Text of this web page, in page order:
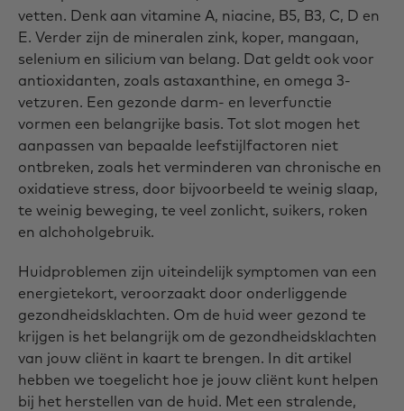
vetten. Denk aan vitamine A, niacine, B5, B3, C, D en
E. Verder zijn de mineralen zink, koper, mangaan,
selenium en silicium van belang. Dat geldt ook voor
antioxidanten, zoals astaxanthine, en omega 3-
vetzuren. Een gezonde darm- en leverfunctie
vormen een belangrijke basis. Tot slot mogen het
aanpassen van bepaalde leefstijlfactoren niet
ontbreken, zoals het verminderen van chronische en
oxidatieve stress, door bijvoorbeeld te weinig slaap,
te weinig beweging, te veel zonlicht, suikers, roken
en alchoholgebruik.
Huidproblemen zijn uiteindelijk symptomen van een
energietekort, veroorzaakt door onderliggende
gezondheidsklachten. Om de huid weer gezond te
krijgen is het belangrijk om de gezondheidsklachten
van jouw cliënt in kaart te brengen. In dit artikel
hebben we toegelicht hoe je jouw cliënt kunt helpen
bij het herstellen van de huid. Met een stralende,